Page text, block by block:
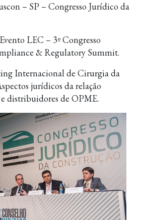
– SP – Congresso Jurídico da
LEC – 3º Congresso
& Regulatory Summit.
Internacional de Cirurgia da
jurídicos da relação
distribuidores de OPME.